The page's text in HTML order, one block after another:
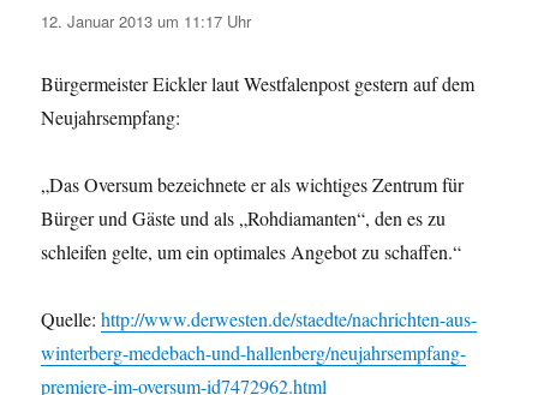
12. Januar 2013 um 11:17 Uhr
Bürgermeister Eickler laut Westfalenpost gestern auf dem
Neujahrsempfang:
„Das Oversum bezeichnete er als wichtiges Zentrum für
Bürger und Gäste und als „Rohdiamanten“, den es zu
schleifen gelte, um ein optimales Angebot zu schaffen.“
Quelle:http://www.derwesten.de/staedte/nachrichten-aus-
winterberg-medebach-und-hallenberg/neujahrsempfang-
premiere-im-oversum-id7472962.html